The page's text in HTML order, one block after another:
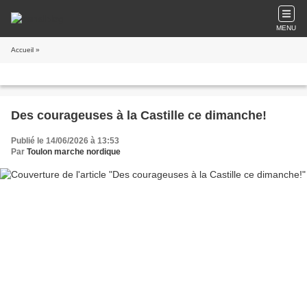
MENU
Accueil »
Des courageuses à la Castille ce dimanche!
Publié le 14/06/2026 à 13:53
Par Toulon marche nordique